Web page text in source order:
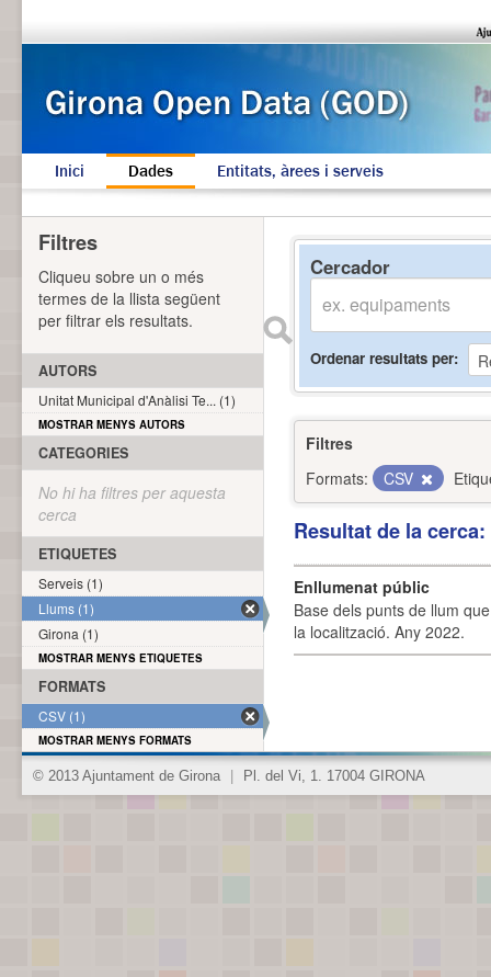
Inici Dades Entitats, àrees i serveis
Cercador
Ordenar resultats per
Filtres
Formats:
CSV
Resultat de la
Enllumenat públic
Base dels punts de llum
la localització. Any 2022.
Filtres
Cliqueu sobre un o més
termes de la llista següent
per filtrar els resultats.
AUTORS
Unitat Municipal d'Anàlisi Te... (1)
MOSTRAR MENYS AUTORS
CATEGORIES
No hi ha filtres per aquesta
cerca
ETIQUETES
Serveis (1)
Llums (1)
Girona (1)
MOSTRAR MENYS ETIQUETES
FORMATS
CSV (1)
MOSTRAR MENYS FORMATS
© 2013 Ajuntament de Girona Pl. del Vi, 1. 17004 GIRONA